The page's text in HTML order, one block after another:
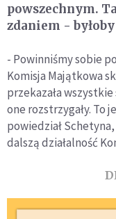
powszechnym.
zdaniem -
- Powinniśmy sobie
Komisja Majątkowa
przekazała
one rozstrzygały. To
powiedział
dalszą działalność